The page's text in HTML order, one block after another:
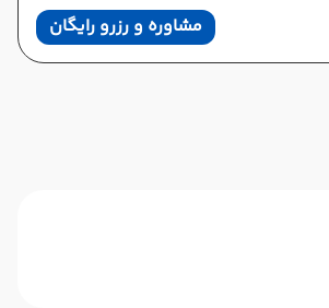
مشاوره و رزرو رایگان